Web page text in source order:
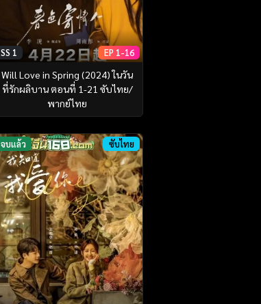
SS 1 EP 1-16
Will Love in Spring (2024) ในวัน
ที่รักผลิบาน ตอนที่ 1-21 ซับไทย/
พากย์ไทย
จบแล้ว ซับไทย